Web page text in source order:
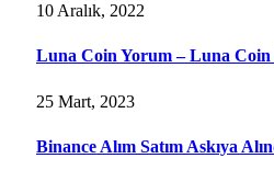
10 Aralık, 2022
Luna Coin Yorum – Luna Coin
25 Mart, 2023
Binance Alım Satım Askıya